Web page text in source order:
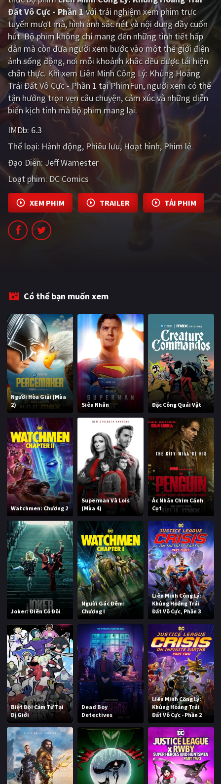
Giật gân Gia đình
Bí ẩn Lịch sử
Viễn Tây Tiểu sử
GameShow DramaTV
QUỐC GIA
Trung Quốc - Hồng Kông
Hàn Quốc Nhật Bản
Ấn Độ
Tổng hợp
CẬP NHẬT
PHIM MỚI
BLOG
Đất Vô Cực - Phần 1với trải nghiệm xem phim trực
tuyến mượt mà, hình ảnh sắc nét và nội dung đầy cuốn
hút. Bộ phim không chỉ mang đến những tình tiết hấp
dẫn mà còn đưa người xem bước vào một thế giới điện
ảnh sống động, nơi mỗi khoảnh khắc đều được tái hiện
chân thực. Khi xem Liên Minh Công Lý: Khủng Hoảng
Trái Đất Vô Cực - Phần 1 tại PhimFun, người xem có thể
tận hưởng trọn vẹn câu chuyện, cảm xúc và những diễn
biến kịch tính mà bộ phim mang lại.
IMDb: 6.3
Thể loại: Hành động Phiêu lưu Hoạt hình Phim lẻ
Đạo Diễn: Jeff Wamester
Loạt phim: DC Comics
XEM PHIM TRAILER TẢI PHIM
Có thể bạn muốn xem
Người Hòa Giải (Mùa
2)
Siêu Nhân Đặc Công Quái Vật
Watchmen: Chương 2
Superman Và Lois
(Mùa 4)
Ác Nhân Chim Cánh
Cụt
Joker: Điên Có Đôi
Người Gác Đêm:
Chương I
Liên Minh Công Lý:
Khủng Hoảng Trái
Đất Vô Cực, Phần 3
Biệt Đội Cảm Tử Tại
Dị Giới
Dead Boy
Detectives
Liên Minh Công Lý:
Khủng Hoảng Trái
Đất Vô Cực - Phần 2